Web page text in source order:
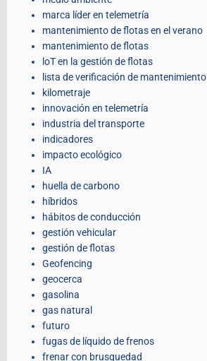
marca líder en telemetría
mantenimiento de flotas en el verano
mantenimiento de flotas
loT en la gestión de flotas
lista de verificación de mantenimiento
kilometraje
innovación en telemetría
industria del transporte
indicadores
impacto ecológico
IA
huella de carbono
híbridos
hábitos de conducción
gestión vehicular
gestión de flotas
Geofencing
geocerca
gasolina
gas natural
futuro
fugas de líquido de frenos
frenar con brusquedad